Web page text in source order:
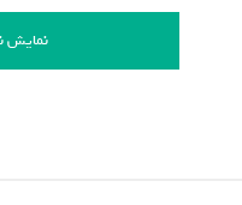
نمایش